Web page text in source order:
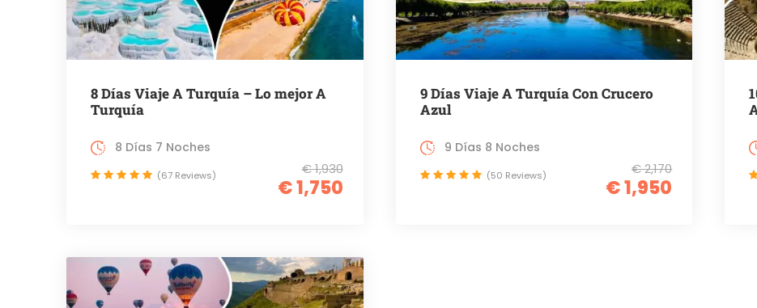
8 Días Viaje A Turquía – Lo mejor A
Turquía
€ 1,930
€ 1,750
8 Días 7 Noches
(67 Reviews)
9 Días Viaje A Turquía Con Crucero
Azul
€ 2,170
€ 1,950
9 Días 8 Noches
(50 Reviews)